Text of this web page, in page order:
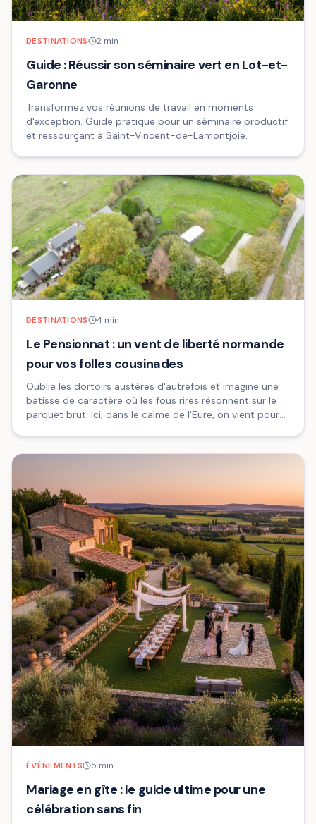
DESTINATIONS 2min
Guide : Réussir son séminaire vert en Lot-et-
Garonne
Transformez vos réunions de travail en moments
d'exception. Guide pratique pour un séminaire productif
et ressourçant à Saint-Vincent-de-Lamontjoie.
DESTINATIONS 4 min
Le Pensionnat : un vent de liberté normande
pour vos folles cousinades
Oublie les dortoirs austères d'autrefois et imagine une
bâtisse de caractère où les fous rires résonnent sur le
parquet brut. Ici, dans le calme de l'Eure, on vient pour
ÉVÉNEMENTS 5 min
Mariage en gîte : le guide ultime pour une
célébration sans fin